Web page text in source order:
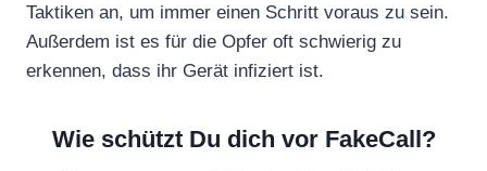
Taktiken an, um immer einen Schritt voraus zu sein.
Außerdem ist es für die Opfer oft schwierig zu
erkennen, dass ihr Gerät infiziert ist.
Wie schützt Du dich vor FakeCall?